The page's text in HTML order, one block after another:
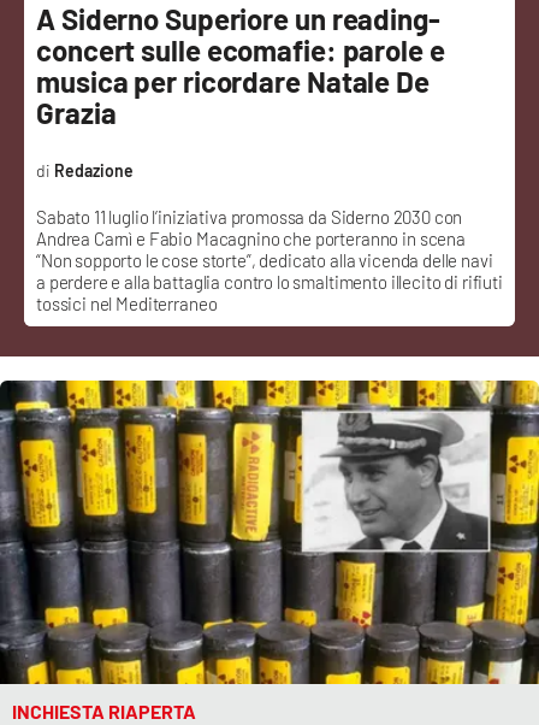
Meteo
Editoriali
Ambiente
Cronaca
Economia e Lavoro
Politica
Sanità
Società
Sport
A Siderno Superiore un reading-
concert sulle ecomafie: parole e
musica per ricordare Natale De
Grazia
Sabato 11 luglio l’iniziativa promossa da Siderno 2030 con
Andrea Carnì e Fabio Macagnino che porteranno in scena
“Non sopporto le cose storte”, dedicato alla vicenda delle navi
a perdere e alla battaglia contro lo smaltimento illecito di rifiuti
tossici nel Mediterraneo
Redazione
INCHIESTA RIAPERTA